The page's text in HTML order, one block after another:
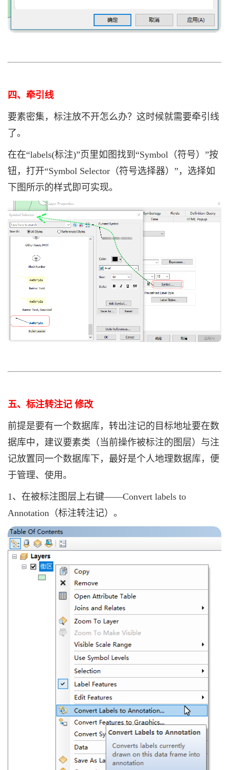
四、牵引线
要素密集，标注放不开怎么办？这时候就需要牵引线
了。
在在“labels(标注)”页里如图找到“Symbol（符号）”按
钮，打开“Symbol Selector（符号选择器）”，选择如
下图 所示的样式即可实现。
五、标注转注记 修改
前提是要有一个数据库，转出注记的目标地址要在数
据库中，建议要素类（当前操作被标注的图层）与注
记放置同一个数据库下，最好是个人地理数据库，便
于管理、使用。
1、在被标注图层上右键——Convert labels to
Annotation（标注转注记）。